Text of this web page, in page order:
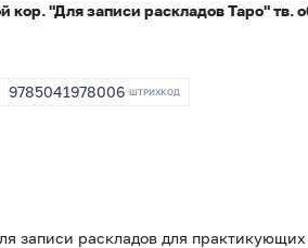
кор. "Для записи раскладов Таро" тв.
ШТРИХКОД
9785041978006 ШТРИХКОД
записи раскладов для практикующих